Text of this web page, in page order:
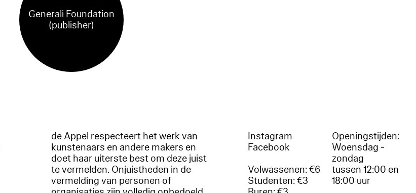
Generali Foundation
(publisher)
de Appel respecteert het werk van
kunstenaars en andere makers en
doet haar uiterste best om deze juist
te vermelden. Onjuistheden in de
vermelding van personen of
Instagram
Facebook
Volwassenen: €6
Studenten: €3
Openingstijden:
Woensdag -
zondag
tussen 12:00 en
18:00 uur